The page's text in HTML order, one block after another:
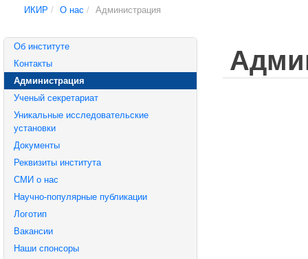
ИКИР / О нас / Администрация
Об институте
Контакты
Администрация
Ученый секретариат
Уникальные исследовательские
установки
Документы
Реквизиты института
СМИ о нас
Научно-популярные публикации
Логотип
Вакансии
Наши спонсоры